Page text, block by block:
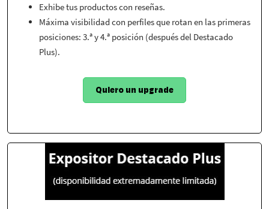
Exhibe tus productos con reseñas.
Máxima visibilidad con perfiles que rotan en las primeras
posiciones: 3.ª y 4.ª posición (después del Destacado
Plus).
Quiero un upgrade